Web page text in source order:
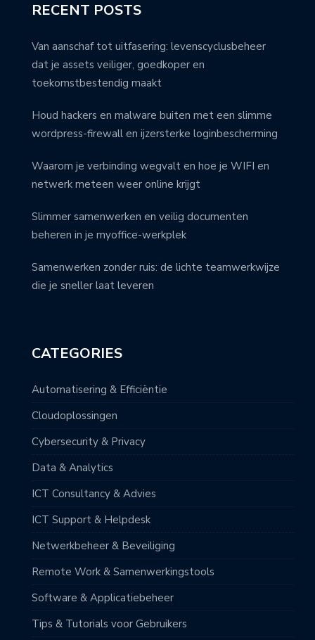
RECENT POSTS
Van aanschaf tot uitfasering: levenscyclusbeheer
dat je assets veiliger, goedkoper en
toekomstbestendig maakt
Houd hackers en malware buiten met een slimme
wordpress-firewall en ijzersterke loginbescherming
Waarom je verbinding wegvalt en hoe je WIFI en
netwerk meteen weer online krijgt
Slimmer samenwerken en veilig documenten
beheren in je myoffice-werkplek
Samenwerken zonder ruis: de lichte teamwerkwijze
die je sneller laat leveren
CATEGORIES
Automatisering & Efficiëntie
Cloudoplossingen
Cybersecurity & Privacy
Data & Analytics
ICT Consultancy & Advies
ICT Support & Helpdesk
Netwerkbeheer & Beveiliging
Remote Work & Samenwerkingstools
Software & Applicatiebeheer
Tips & Tutorials voor Gebruikers